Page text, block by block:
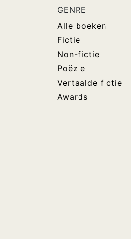
GENRE
Alle boeken
Fictie
Non-fictie
Poëzie
Vertaalde fictie
Awards